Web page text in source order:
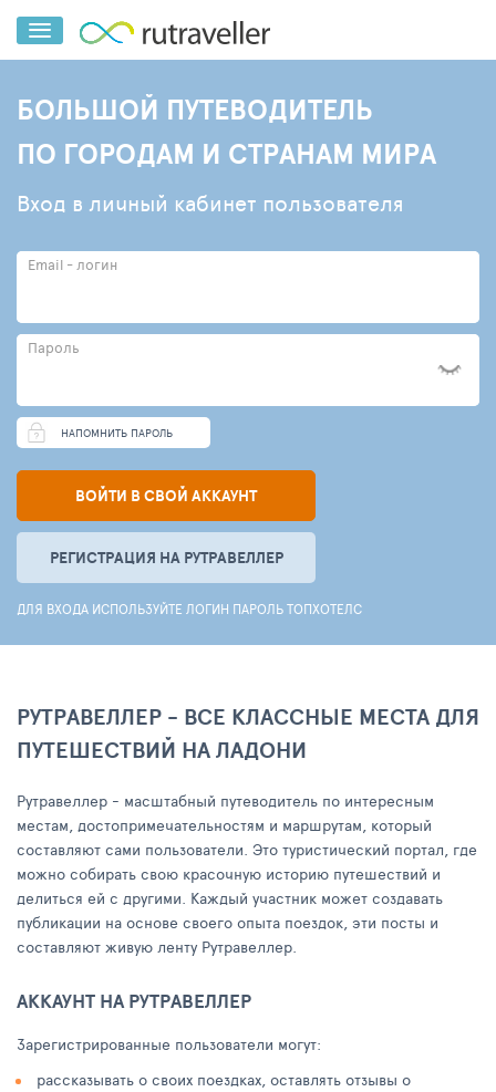
БОЛЬШОЙ ПУТЕВОДИТЕЛЬ
ПО ГОРОДАМ И СТРАНАМ МИРА
Вход в личный кабинет пользователя
Email - логин
Пароль
НАПОМНИТЬ ПАРОЛЬ
ВОЙТИ В СВОЙ АККАУНТ
РЕГИСТРАЦИЯ НА РУТРАВЕЛЛЕР
ДЛЯ ВХОДА ИСПОЛЬЗУЙТЕ ЛОГИН ПАРОЛЬ ТОПХОТЕЛС
РУТРАВЕЛЛЕР - ВСЕ КЛАССНЫЕ МЕСТА ДЛЯ
ПУТЕШЕСТВИЙ НА ЛАДОНИ
Рутравеллер - масштабный путеводитель по интересным
местам, достопримечательностям и маршрутам, который
составляют сами пользователи. Это туристический портал, где
можно собирать свою красочную историю путешествий и
делиться ей с другими. Каждый участник может создавать
публикации на основе своего опыта поездок, эти посты и
составляют живую ленту Рутравеллер.
АККАУНТ НА РУТРАВЕЛЛЕР
Зарегистрированные пользователи могут:
рассказывать о своих поездках, оставлять отзывы о